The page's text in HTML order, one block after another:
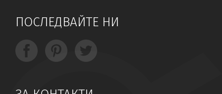
ПОСЛЕДВАЙТЕ НИ